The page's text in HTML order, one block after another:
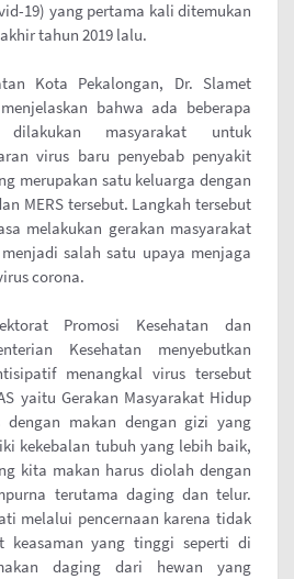
19) yang pertama kali ditemukan
tahun 2019 lalu.
Kota Pekalongan, Dr. Slamet
bahwa ada beberapa
masyarakat untuk
virus baru penyebab penyakit
merupakan satu keluarga dengan
MERS tersebut. Langkah tersebut
melakukan gerakan masyarakat
salah satu upaya menjaga
corona.
Promosi Kesehatan dan
Kesehatan menyebutkan
menangkal virus tersebut
yaitu Gerakan Masyarakat Hidup
dengan makan dengan gizi yang
kekebalan tubuh yang lebih baik,
kita makan harus diolah dengan
terutama daging dan telur.
melalui pencernaan karena tidak
keasaman yang tinggi seperti di
daging dari hewan yang